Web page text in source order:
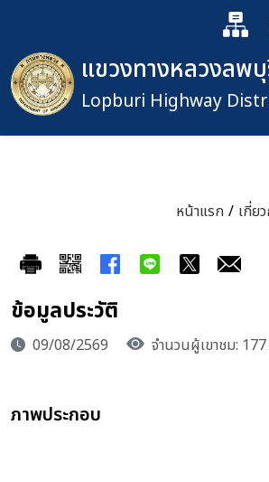
แผนผัง
เปิดกล่
แขวงทางหลวงลพ
Lopburi Highway
หน้าแรก / เกี่ย
ข้อมูลประวัติ
09/08/2569 จำนวนผู้เขาชม:
ภาพประกอบ